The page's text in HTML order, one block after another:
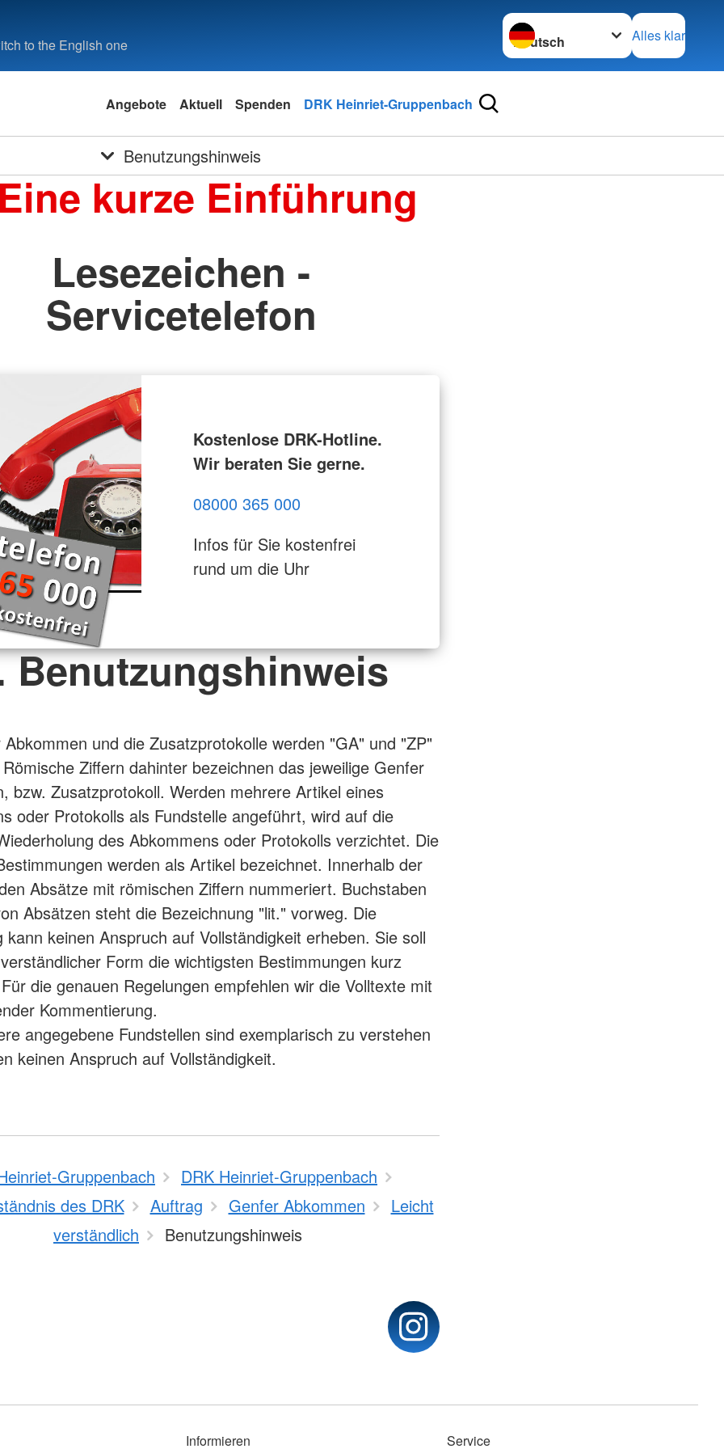
to the English one
Sprache wechseln zu
Alles klar
Angebote Aktuell Spenden DRK Heinriet-Gruppenbach
Benutzungshinweis
kurze Einführung
Lesezeichen -
Servicetelefon
Kostenlose DRK-Hotline.
Wir beraten Sie gerne.
08000 365 000
Infos für Sie kostenfrei
rund um die Uhr
Benutzungshinweis
und die Zusatzprotokolle werden "GA" und "ZP"
Ziffern dahinter bezeichnen das jeweilige Genfer
bzw. Zusatzprotokoll. Werden mehrere Artikel eines
oder Protokolls als Fundstelle angeführt, wird auf die
des Abkommens oder Protokolls verzichtet. Die
werden als Artikel bezeichnet. Innerhalb der
Absätze mit römischen Ziffern nummeriert. Buchstaben
Absätzen steht die Bezeichnung "lit." vorweg. Die
kann keinen Anspruch auf Vollständigkeit erheben. Sie soll
Form die wichtigsten Bestimmungen kurz
die genauen Regelungen empfehlen wir die Volltexte mit
Kommentierung.
angegebene Fundstellen sind exemplarisch zu verstehen
keinen Anspruch auf Vollständigkeit.
Gruppenbach
DRK Heinriet-Gruppenbach
des DRK
Auftrag Genfer Abkommen
Leicht
verständlich
Benutzungshinweis
Informieren Service